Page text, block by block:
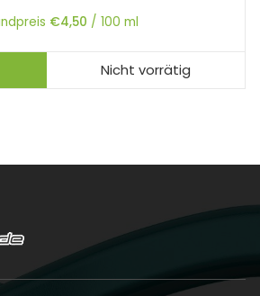
€4,50 / 100 ml
Nicht vorrätig